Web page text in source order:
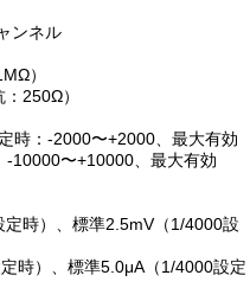
ンネル
）
250Ω）
時：-2000〜+2000、最大有効
10000〜+10000、最大有効
時）、標準2.5mV（1/4000設
時）、標準5.0μA（1/4000設定